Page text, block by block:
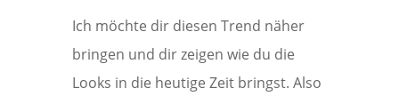
Ich möchte dir diesen Trend näher
bringen und dir zeigen wie du die
Looks in die heutige Zeit bringst. Also